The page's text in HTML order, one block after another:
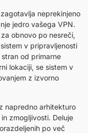
neprekinjeno
jedro vašega VPN.
obnovo po nesreči,
v pripravljenosti
od primarne
lokaciji, se sistem v
z izvorno
napredno arhitekturo
zmogljivosti. Deluje
po več